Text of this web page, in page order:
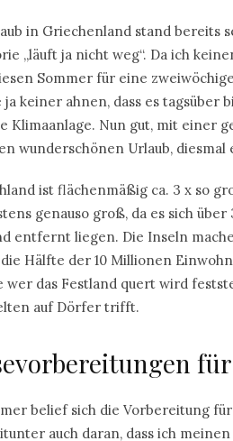
in Griechenland stand bereits
„läuft ja nicht weg“. Da ich
Sommer für eine
keiner ahnen, dass es tagsüber
Klimaanlage. Nun gut, mit einer
wunderschönen Urlaub,
ist flächenmäßig ca. 3 x so
genauso groß, da es sich
entfernt liegen. Die Inseln
Hälfte der 10 Millionen
wer das Festland quert wird
auf Dörfer trifft.
belief sich die Vorbereitung
auch daran, dass ich